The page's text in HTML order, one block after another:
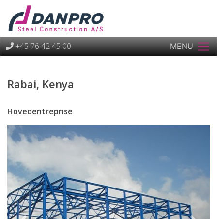
+45 76 42 45 00 MENU
Rabai, Kenya
Hovedentreprise